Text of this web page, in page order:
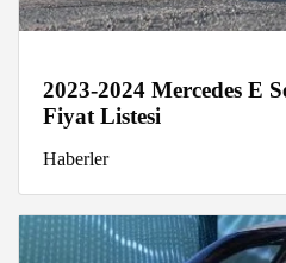
2023-2024 Mercedes E
Fiyat Listesi
Haberler